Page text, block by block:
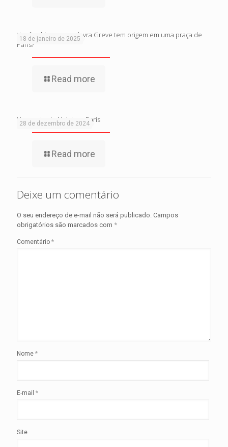
18 de janeiro de 2025
Você sabia que a palavra Greve tem origem em uma praça de
Paris?
Read more
28 de dezembro de 2024
Um conto de Natal em Paris
Read more
Deixe um comentário
O seu endereço de e-mail não será publicado. Campos
obrigatórios são marcados com *
Comentário *
Nome *
E-mail *
Site